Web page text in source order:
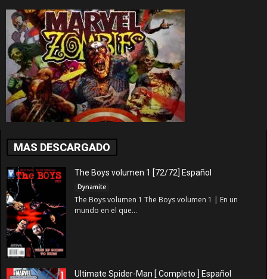
MAS DESCARGADO
The Boys volumen 1 [72/72] Español
Dynamite
The Boys volumen 1 The Boys volumen 1 | En un
mundo en el que...
Ultimate Spider-Man [ Completo ] Español